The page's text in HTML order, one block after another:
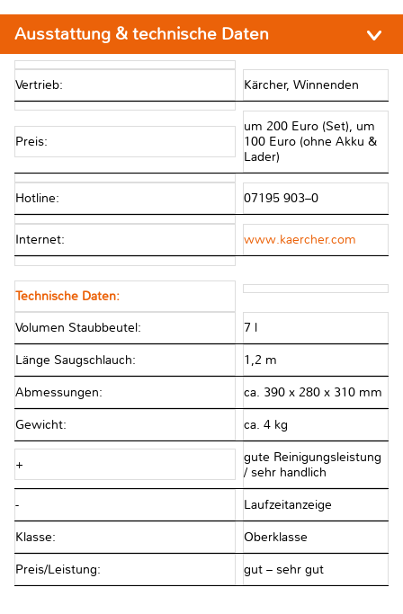
Ausstattung & technische Daten
Vertrieb: Kärcher, Winnenden
Preis:
um 200 Euro (Set), um
100 Euro (ohne Akku &
Lader)
Hotline: 07195 903–0
Internet: www.kaercher.com
Technische Daten:
Volumen Staubbeutel: 7 l
Länge Saugschlauch: 1,2 m
Abmessungen: ca. 390 x 280 x 310 mm
Gewicht: ca. 4 kg
+
gute Reinigungsleistung
/ sehr handlich
- Laufzeitanzeige
Klasse: Oberklasse
Preis/Leistung: gut – sehr gut